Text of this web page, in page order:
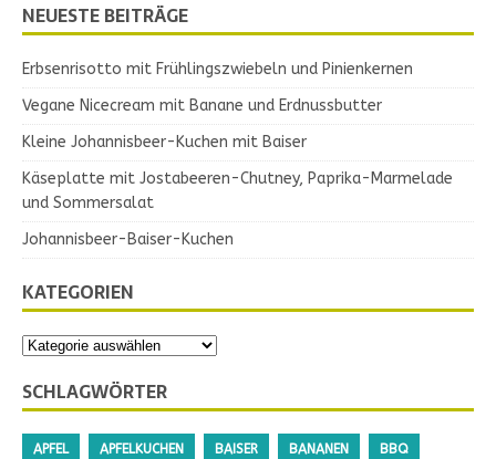
NEUESTE BEITRÄGE
Erbsenrisotto mit Frühlingszwiebeln und Pinienkernen
Vegane Nicecream mit Banane und Erdnussbutter
Kleine Johannisbeer-Kuchen mit Baiser
Käseplatte mit Jostabeeren-Chutney, Paprika-Marmelade
und Sommersalat
Johannisbeer-Baiser-Kuchen
KATEGORIEN
SCHLAGWÖRTER
APFEL APFELKUCHEN BAISER BANANEN BBQ